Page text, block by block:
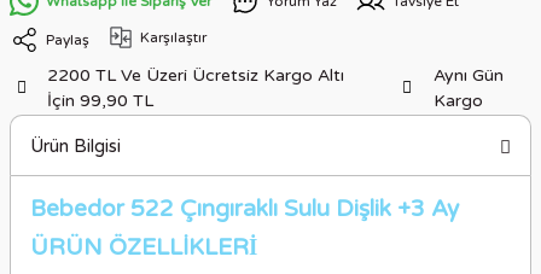
Paylaş Karşılaştır
2200 TL Ve Üzeri Ücretsiz Kargo Altı
İçin 99,90 TL
Aynı Gün
Kargo
Ürün Bilgisi
Bebedor 522 Çıngıraklı Sulu Dişlik +3 Ay
ÜRÜN ÖZELLİKLERİ